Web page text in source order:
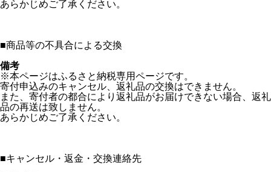
あらかじめご了承ください。
■商品等の不具合による交換
備考
※本ページはふるさと納税専用ページです。
寄付申込みのキャンセル、返礼品の交換はできません。
また、寄付者の都合により返礼品がお届けできない場合、返礼
品の再送は致しません。
あらかじめご了承ください。
■キャンセル・返金・交換連絡先